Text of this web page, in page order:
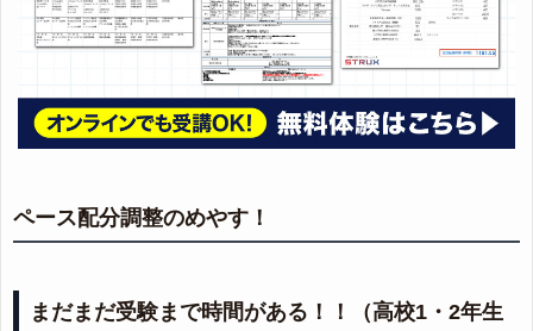
ペース配分調整のめやす！
まだまだ受験まで時間がある！！（高校1・2年生